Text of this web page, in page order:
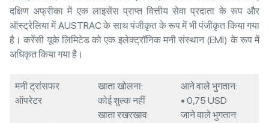
दक्षिण अफ्रीका में एक लाइसेंस प्राप्त वित्तीय सेवा प्रदाता के रूप और
ऑस्ट्रेलिया में AUSTRAC के साथ पंजीकृत के रूप में भी पंजीकृत किया गया
है। करेंसी यूके लिमिटेड को एक इलेक्ट्रॉनिक मनी संस्थान (EMI) के रूप में
अधिकृत किया गया है।
मनी ट्रांसफर
ऑपरेटर
खाता खोलना:
कोई शुल्क नहीं
खाता रखरखाव:
आने वाले भुगतान:
• 0,75 USD
जाने वाले भुगतान: